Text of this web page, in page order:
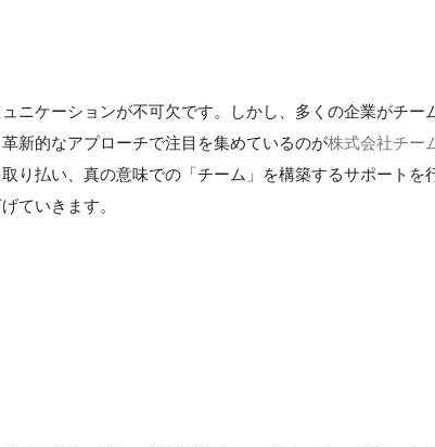
ニケーションが不可欠です。しかし、多くの企業がチー
新的なアプローチで注目を集めているのが株式会社チー
り払い、真の意味での「チーム」を構築するサポートを
ていきます。